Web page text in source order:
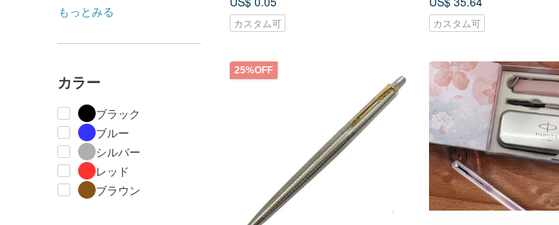
もっとみる
カラー
ブラック
ブルー
シルバー
レッド
ブラウン
カスタム可 カスタム可
25%OFF